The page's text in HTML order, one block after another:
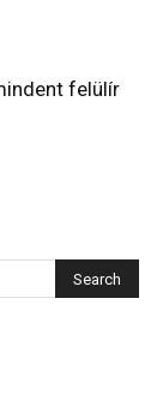
felülír